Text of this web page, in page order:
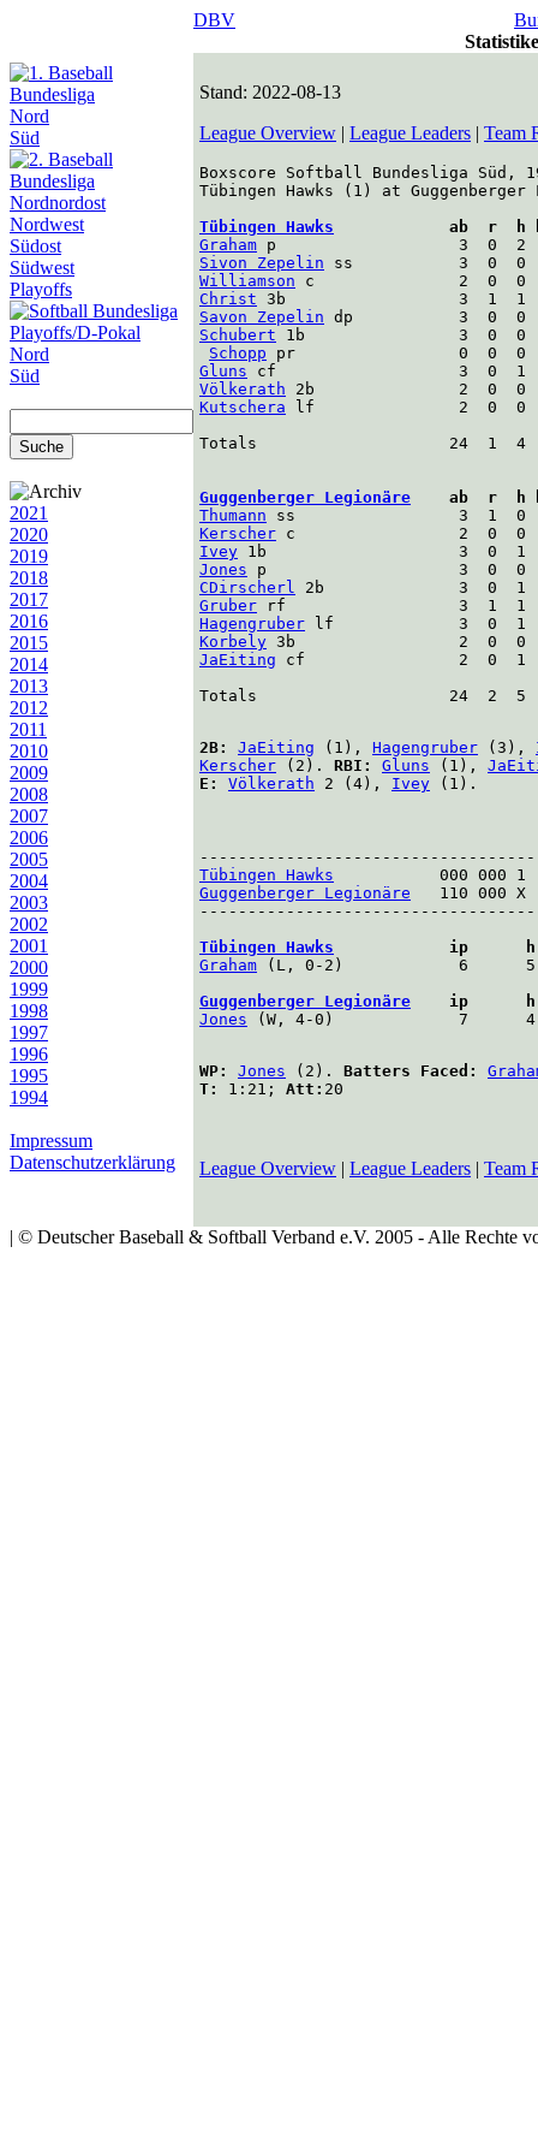
DBV
Nord
Süd
Nordnordost
Nordwest
Südost
Südwest
Playoffs
Playoffs/D-Pokal
Nord
Süd
2021
2020
2019
2018
2017
2016
2015
2014
2013
2012
2011
2010
2009
2008
2007
2006
2005
2004
2003
2002
2001
2000
1999
1998
1997
1996
1995
1994
Impressum
Datenschutzerklärung
Stand: 2022-08-13
League Overview | League Leaders | Team
Boxscore Softball Bundesliga Süd,
Tübingen Hawks (1) at
Tübingen Hawks
ab  r  h
Graham p                   3  0  2  0
Sivon Zepelin ss           3  0  0
Williamson c               2  0  0
Christ 3b                  3  1  1
Savon Zepelin dp           3  0  0
Schubert 1b                3  0  0
Schopp pr                 0  0  0
Gluns cf                   3  0  1
Völkerath 2b               2  0  0
Kutschera lf               2  0  0
Totals                    24  1  4
Guggenberger Legionäre
ab  r  h
Thumann ss                 3  1  0
Kerscher c                 2  0  0  0
Ivey 1b                    3  0  1  1
Jones p                    3  0  0  0
CDirscherl 2b              3  0  1
Gruber rf                  3  1  1  1
Hagengruber lf             3  0  1
Korbely 3b                 2  0  0
JaEiting cf                2  0  1
Totals                    24  2  5
2B: JaEiting (1), Hagengruber (3),
Kerscher (2). RBI: Gluns (1),
E: Völkerath 2 (4), Ivey (1).
Tübingen Hawks
000 000 1
Guggenberger Legionäre
110 000 X
Tübingen Hawks
ip
Graham (L, 0-2)            6      5
Guggenberger Legionäre
ip
Jones (W, 4-0)             7      4
WP: Jones (2). Batters Faced:
T:
1:21; Att: 20
League Overview | League Leaders | Team
| © Deutscher Baseball & Softball Verband e.V. 2005 - Alle Rechte